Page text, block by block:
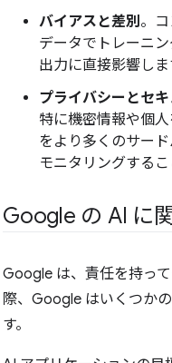
バイアスと差別。
データでトレーニ
出力に直接影響しま
プライバシーとセキ
特に機密情報や個
をより多くのサー
モニタリングするこ
Google の AI に
Google は、責任を持っ
際、Google はいくつかの
す。